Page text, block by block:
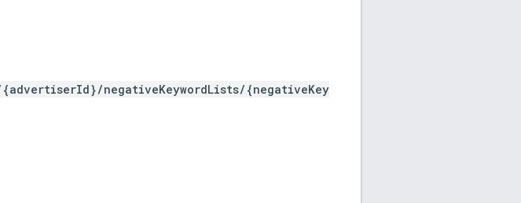
negativeKeywordLists/{negativeKey